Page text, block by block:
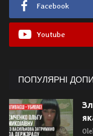
Facebook
Youtube
ПОПУЛЯРНІ